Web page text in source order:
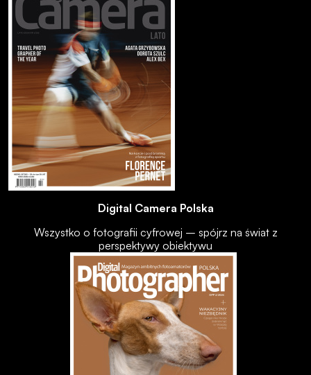
Digital Camera Polska
Wszystko o fotografii cyfrowej – spójrz na świat z
perspektywy obiektywu